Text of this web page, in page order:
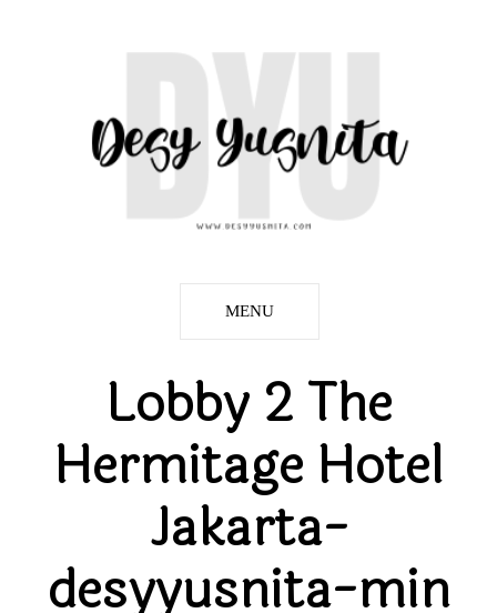
MENU
Lobby 2 The
Hermitage Hotel
Jakarta-
desyyusnita-min